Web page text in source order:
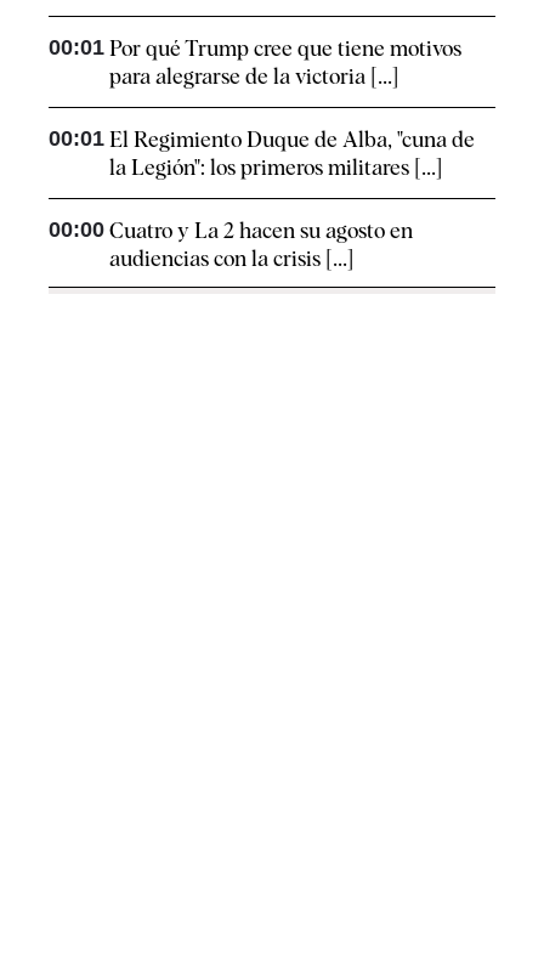
00:01 Por qué Trump cree que tiene motivos
para alegrarse de la victoria [...]
00:01 El Regimiento Duque de Alba, "cuna de
la Legión": los primeros militares [...]
00:00 Cuatro y La 2 hacen su agosto en
audiencias con la crisis [...]